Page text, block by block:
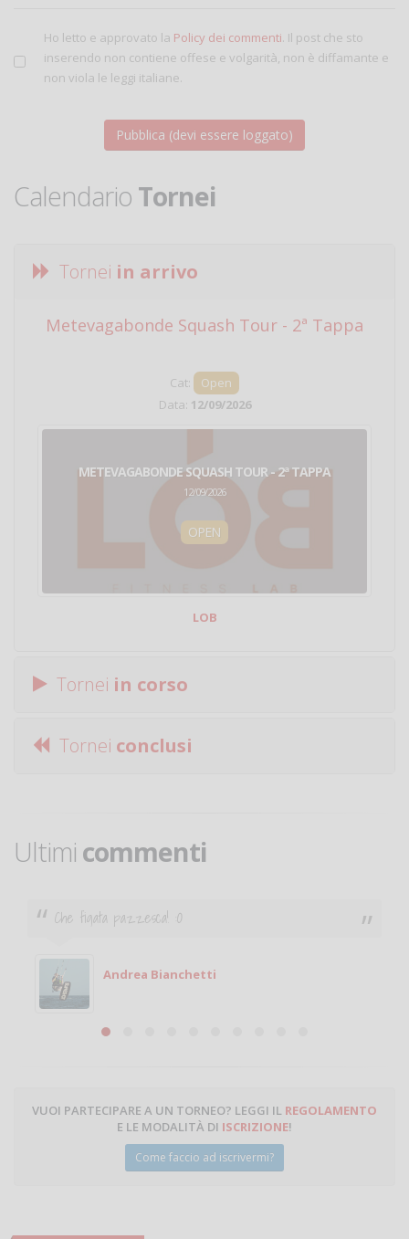
Ho letto e approvato la Policy dei commenti. Il post che sto
inserendo non contiene offese e volgarità, non è diffamante e
non viola le leggi italiane.
Calendario Tornei
Tornei in arrivo
Metevagabonde Squash Tour - 2ª Tappa
Cat:
Open
Data: 12/09/2026
METEVAGABONDE SQUASH TOUR - 2ª TAPPA
12/09/2026
OPEN
LOB
Tornei in corso
Tornei conclusi
Ultimi commenti
Che figata pazzesca! :O
Andrea Bianchetti
VUOI PARTECIPARE A UN TORNEO? LEGGI IL REGOLAMENTO
E LE MODALITÀ DI ISCRIZIONE!
Come faccio ad iscrivermi?